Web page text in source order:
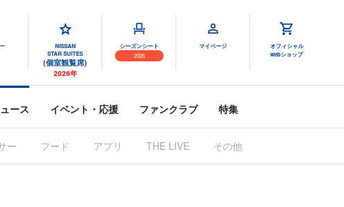
NISSAN
STAR SUITES
(個室観覧席)
2026年
シーズンシート
2026
マイページ
オフィシャル
webショップ
ース イベント・応援 ファンクラブ 特集
ー フード アプリ THE LIVE その他